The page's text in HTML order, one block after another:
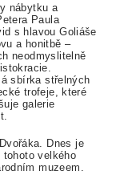
nábytku a
Paula
s hlavou Goliáše
a honitbě –
neodmyslitelně
sbírka střelných
trofeje, které
galerie
Dnes je
velkého
muzeem.